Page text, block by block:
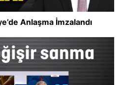
Anlaşma İmzalandı